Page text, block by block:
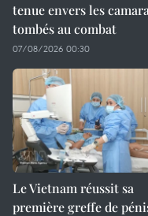
tenue envers les
tombés au combat
07/08/2026 00:30
Le Vietnam réussit sa
première greffe de